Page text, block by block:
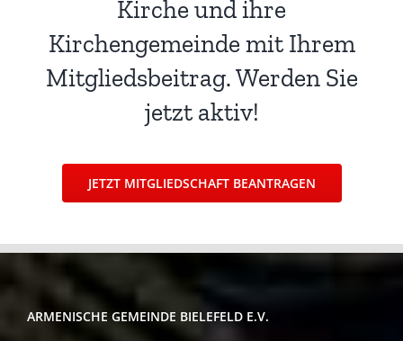
Kirche und ihre
Kirchengemeinde mit Ihrem
Mitgliedsbeitrag. Werden Sie
jetzt aktiv!
JETZT MITGLIEDSCHAFT BEANTRAGEN
ARMENISCHE GEMEINDE BIELEFELD E.V.